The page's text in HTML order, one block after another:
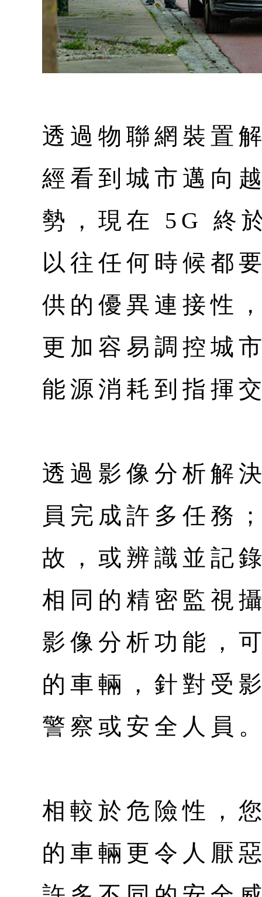
透過物聯網裝置
經看到城市邁向
勢，現在 5G 終
以往任何時候都
供的優異連接性
更加容易調控城
能源消耗到指揮
透過影像分析解
員完成許多任務
故，或辨識並記
相同的精密監視
影像分析功能，
的車輛，針對受
警察或安全人員
相較於危險性，
的車輛更令人厭